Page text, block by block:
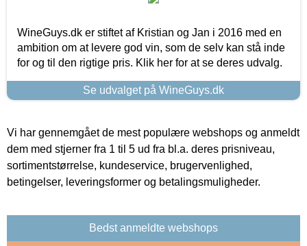
WineGuys.dk er stiftet af Kristian og Jan i 2016 med en
ambition om at levere god vin, som de selv kan stå inde
for og til den rigtige pris. Klik her for at se deres udvalg.
Se udvalget på WineGuys.dk
Vi har gennemgået de mest populære webshops og anmeldt
dem med stjerner fra 1 til 5 ud fra bl.a. deres prisniveau,
sortimentstørrelse, kundeservice, brugervenlighed,
betingelser, leveringsformer og betalingsmuligheder.
Bedst anmeldte webshops